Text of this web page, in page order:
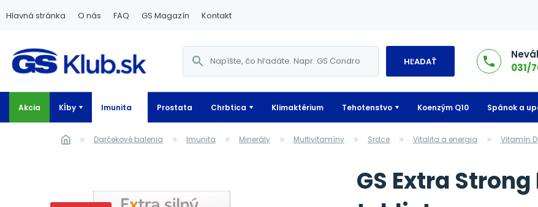
Hlavná stránka O nás FAQ GS Magazín Kontakt
HĽADAŤ
031/
Akcia Kĺby Imunita Prostata Chrbtica Klimaktérium Tehotenstvo Koenzým Q10 Spánok a
Darčekové balenia Imunita Minerály Multivitamíny Srdce Vitalita a energia Vitamín D
GS Extra